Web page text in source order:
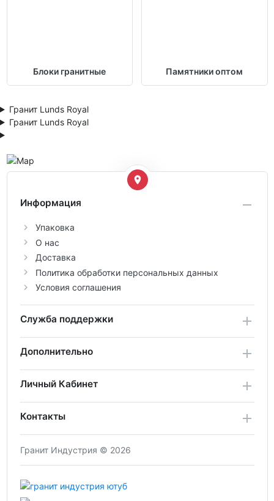
Блоки гранитные Памятники оптом
Гранит Lunds Royal
Гранит Lunds Royal
Информация
Упаковка
О нас
Доставка
Политика обработки персональных данных
Условия соглашения
Служба поддержки
Дополнительно
Личный Кабинет
Контакты
Гранит Индустрия © 2026